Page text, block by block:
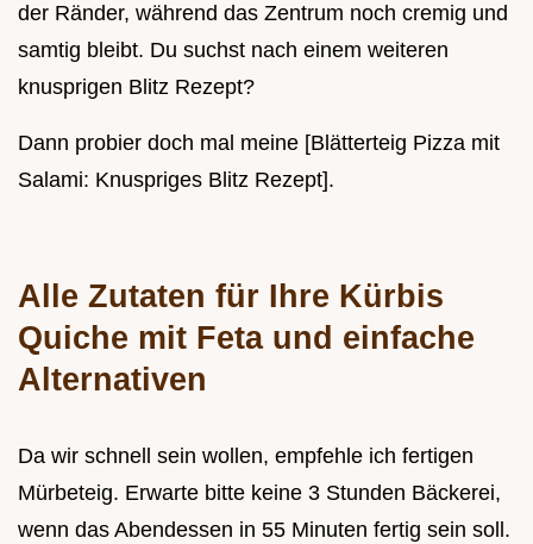
der Ränder, während das Zentrum noch cremig und
samtig bleibt. Du suchst nach einem weiteren
knusprigen Blitz Rezept?
Dann probier doch mal meine [Blätterteig Pizza mit
Salami: Knuspriges Blitz Rezept].
Alle Zutaten für Ihre Kürbis
Quiche mit Feta und einfache
Alternativen
Da wir schnell sein wollen, empfehle ich fertigen
Mürbeteig. Erwarte bitte keine 3 Stunden Bäckerei,
wenn das Abendessen in 55 Minuten fertig sein soll.